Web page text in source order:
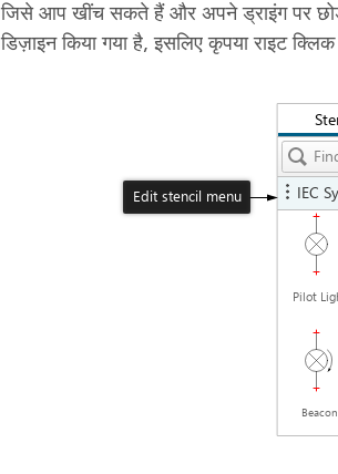
जिसे आप खींच सकते हैं और अपने ड्राइंग पर
डिज़ाइन किया गया है, इसलिए कृपया राइट